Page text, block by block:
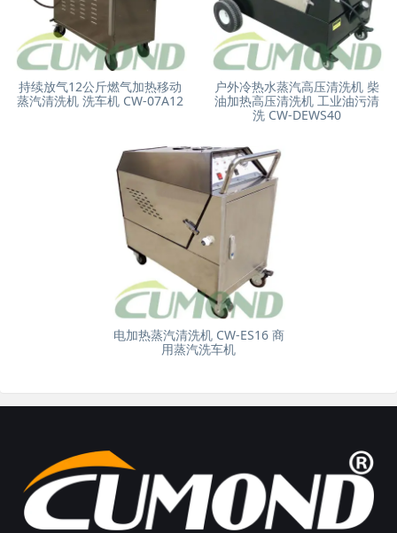
持续放气12公斤燃气加热移动
蒸汽清洗机 洗车机 CW-07A12
户外冷热水蒸汽高压清洗机 柴
油加热高压清洗机 工业油污清
洗 CW-DEWS40
电加热蒸汽清洗机 CW-ES16 商
用蒸汽洗车机